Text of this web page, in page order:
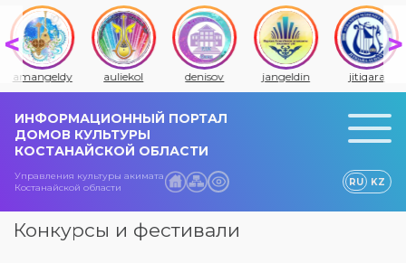
amangeldy auliekol denisov jangeldin jitiqara
ИНФОРМАЦИОННЫЙ ПОРТАЛ
ДОМОВ КУЛЬТУРЫ
КОСТАНАЙСКОЙ ОБЛАСТИ
Управления культуры акимата
Костанайской области
RU KZ
Конкурсы и фестивали